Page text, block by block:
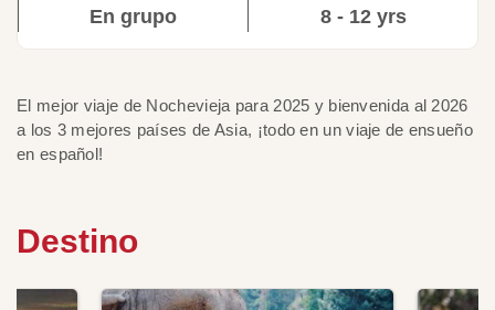
En grupo 8 - 12 yrs
El mejor viaje de Nochevieja para 2025 y bienvenida al 2026
a los 3 mejores países de Asia, ¡todo en un viaje de ensueño
en español!
Destino